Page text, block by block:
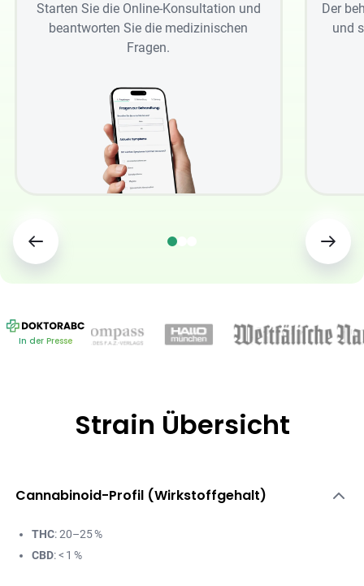
Starten Sie die Online-Konsultation und
beantworten Sie die medizinischen
Fragen.
Der
und
In der Presse
Strain Übersicht
Cannabinoid-Profil (Wirkstoffgehalt)
THC: 20–25 %
CBD: < 1 %